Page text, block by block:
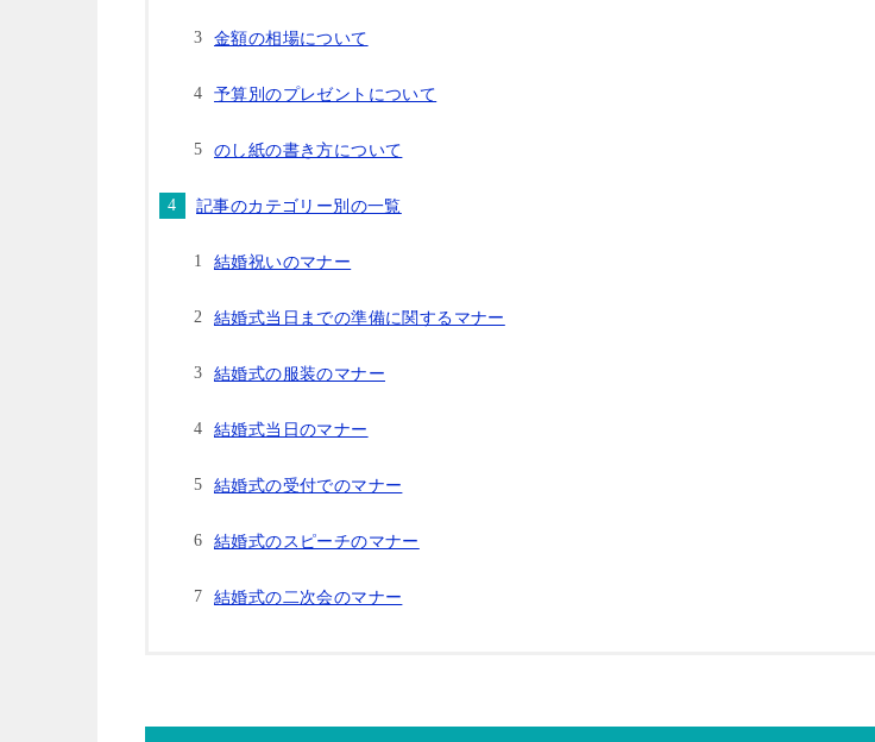
金額の相場について
予算別のプレゼントについて
のし紙の書き方について
記事のカテゴリー別の一覧
結婚祝いのマナー
結婚式当日までの準備に関するマナー
結婚式の服装のマナー
結婚式当日のマナー
結婚式の受付でのマナー
結婚式のスピーチのマナー
結婚式の二次会のマナー